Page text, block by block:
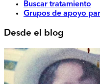
Buscar tratamiento
Grupos de apoyo
Desde el blog